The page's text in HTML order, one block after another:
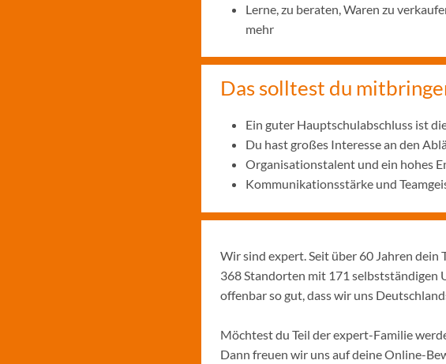
Lerne, zu beraten, Waren zu
mehr
Das solltest du
Ein guter Hauptschulabschluss ist
Du hast großes Interesse an den
Organisationstalent und ein hohes
Kommunikationsstärke und
Wir sind expert. Seit über 60 Jahren dein
368 Standorten mit 171 selbstständigen
offenbar so gut, dass wir uns
Möchtest du Teil der expert-Familie
Dann freuen wir uns auf deine Online-